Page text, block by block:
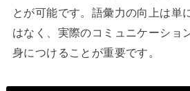
とが可能です。語彙力の向上は単
はなく、実際のコミュニケーショ
身につけることが重要です。